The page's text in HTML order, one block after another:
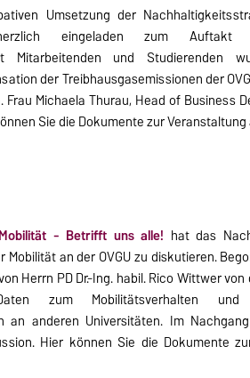
Umsetzung der
herzlich eingeladen zum
Mitarbeitenden und Studierenden
der Treibhausgasemissionen der
Michaela Thurau, Head of Business
Sie die Dokumente zur
Mobilität - Betrifft uns alle! hat das
Mobilität an der OVGU zu diskutieren.
Herrn PD Dr.-Ing. habil. Rico Wittwer von
zum Mobilitätsverhalten
an anderen Universitäten. Im
Hier können Sie die Dokumente